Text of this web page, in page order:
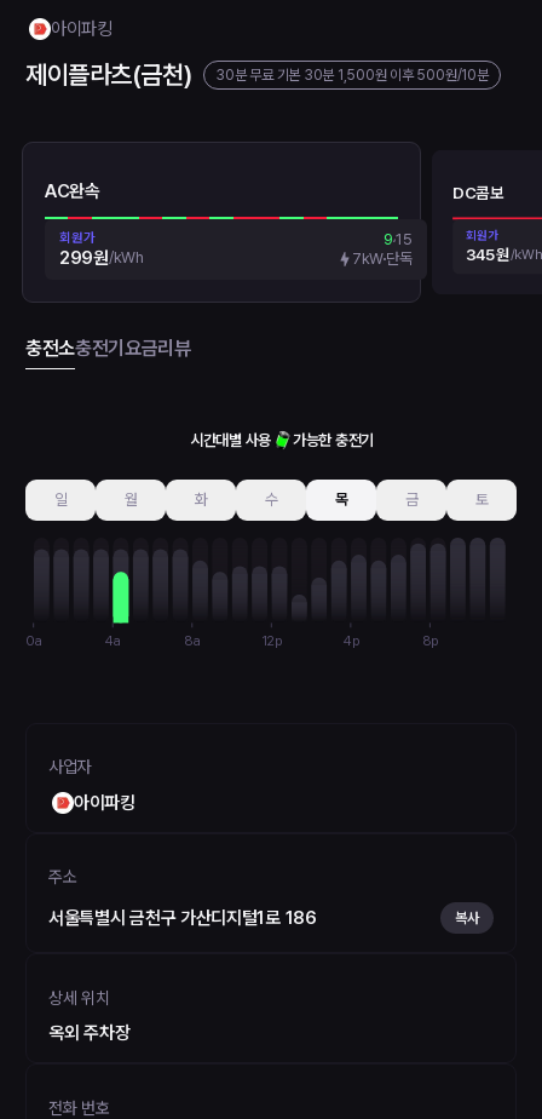
아이파킹
제이플라츠(금천) 30분 무료기본 30분 1,500원 이후500원/10분
AC완속
회원가
299원/kWh
915
7kW단독
DC콤보
회원가
345원/kWh
충전소충전기요금리뷰
시간대별 사용 가능한 충전기
일 월 화 수 목 금 토
0a 4a 8a 12p 4p 8p
사업자
아이파킹
주소
서울특별시 금천구 가산디지털1로 186 복사
상세 위치
옥외 주차장
전화 번호